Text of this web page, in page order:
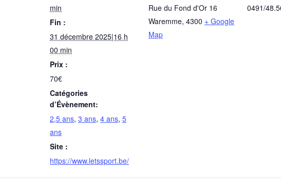
min
Fin :
31 décembre 2025|16 h
00 min
Prix :
70€
Catégories
d’Évènement:
2,5 ans, 3 ans, 4 ans, 5
ans
Site :
https://www.letssport.be/
Rue du Fond d'Or 16
Waremme, 4300 + Google
Map
0491/